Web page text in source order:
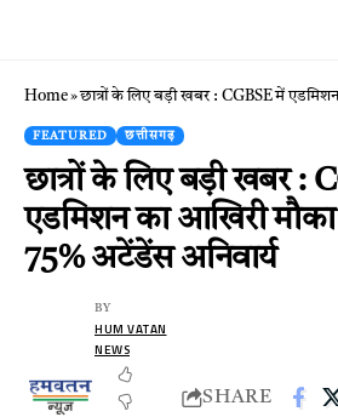
Home»छात्रों के लिए बड़ी खबर : CGBSE में एडमिशन का आखिरी
FEATURED छत्तीसगढ़
छात्रों के लिए बड़ी खबर :
एडमिशन का आखिरी
75% अटेंडेंस अनिवार्य
BY
HUM VATAN
NEWS
SHARE